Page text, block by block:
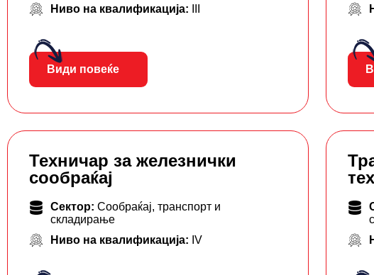
Ниво на квалификација:
Види повеќе
Техничар за железнички
сообраќај
Сектор: Сообраќај, транспорт и
складирање
Ниво на квалификација: IV